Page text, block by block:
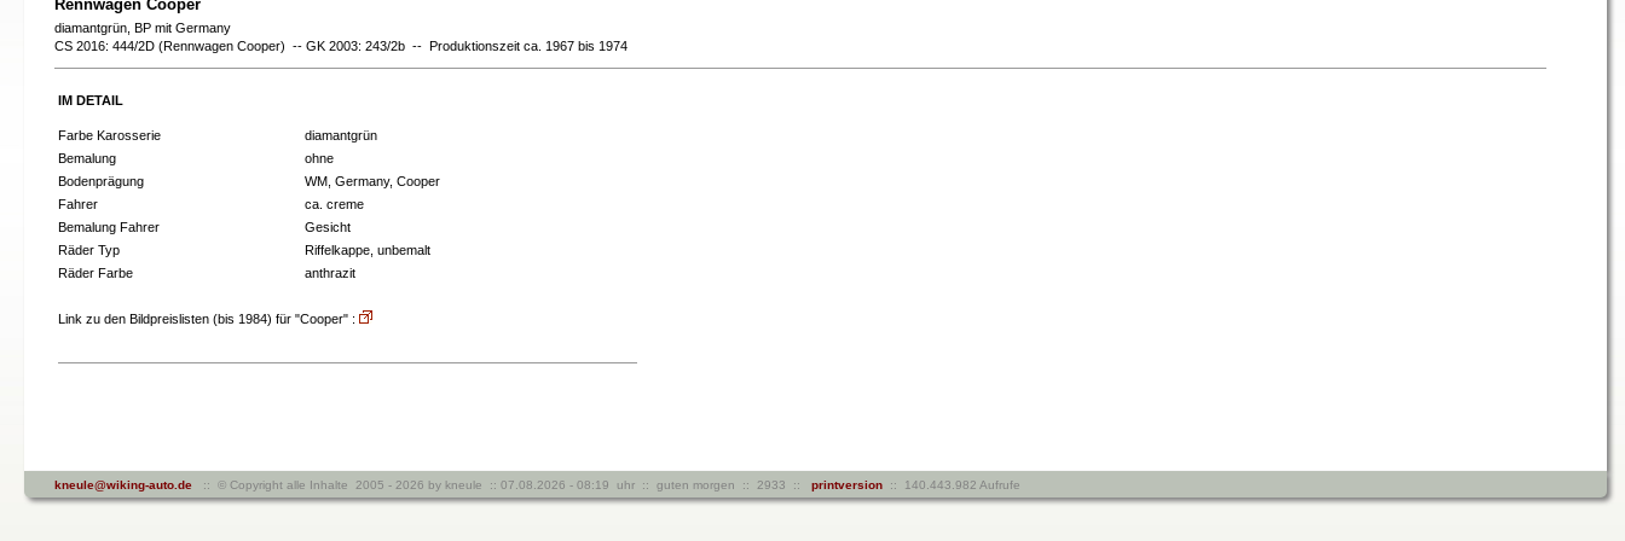
Rennwagen Cooper
diamantgrün, BP mit Germany
CS 2016: 444/2D (Rennwagen Cooper) -- GK 2003: 243/2b -- Produktionszeit ca. 1967 bis 1974
IM DETAIL
Farbe Karosserie
diamantgrün
Bemalung
ohne
Bodenprägung
WM, Germany, Cooper
Fahrer
ca. creme
Bemalung Fahrer
Gesicht
Räder Typ
Riffelkappe, unbemalt
Räder Farbe
anthrazit
Link zu den Bildpreislisten (bis 1984) für "Cooper" :
kneule@wiking-auto.de :: © Copyright alle Inhalte 2005 - 2026 by kneule :: 07.08.2026 - 08:19 uhr :: guten morgen :: 2933 :: printversion :: 140.443.982 Aufrufe